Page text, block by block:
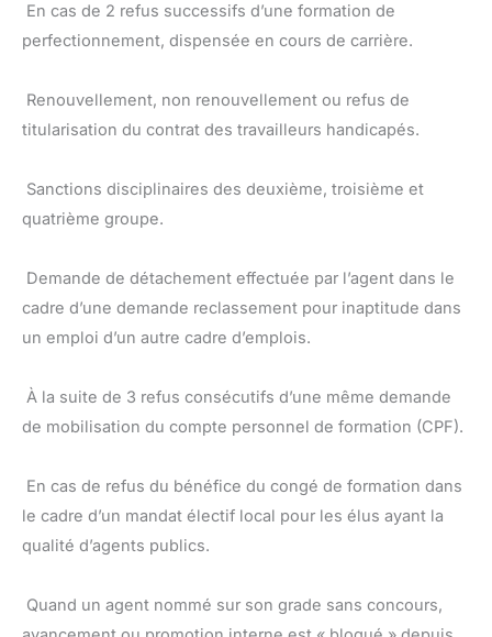
 En cas de 2 refus successifs d’une formation de
perfectionnement, dispensée en cours de carrière.
 Renouvellement, non renouvellement ou refus de
titularisation du contrat des travailleurs handicapés.
 Sanctions disciplinaires des deuxième, troisième et
quatrième groupe.
 Demande de détachement effectuée par l’agent dans le
cadre d’une demande reclassement pour inaptitude dans
un emploi d’un autre cadre d’emplois.
 À la suite de 3 refus consécutifs d’une même demande
de mobilisation du compte personnel de formation (CPF).
 En cas de refus du bénéfice du congé de formation dans
le cadre d’un mandat électif local pour les élus ayant la
qualité d’agents publics.
 Quand un agent nommé sur son grade sans concours,